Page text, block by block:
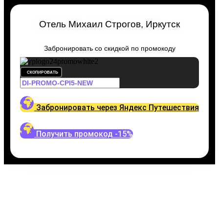
Отель Михаил Строгов, Иркутск
Забронировать со скидкой по промокоду
СКОПИРОВАТЬ
Забронировать через Яндекс Путешествия
Получить промокод -15%